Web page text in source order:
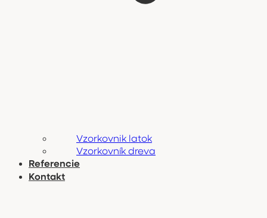
Vzorkovnik latok
Vzorkovník dreva
Referencie
Kontakt